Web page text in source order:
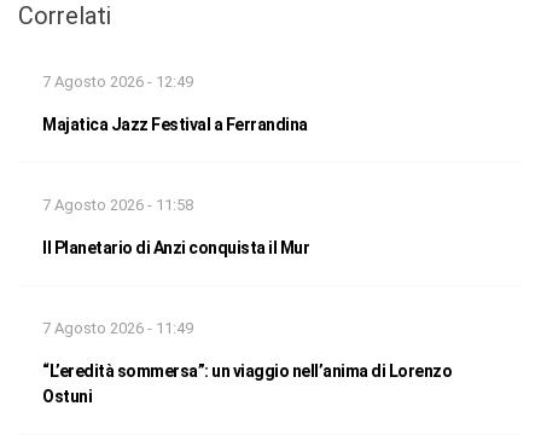
Correlati
7 Agosto 2026 - 12:49
Majatica Jazz Festival a Ferrandina
7 Agosto 2026 - 11:58
Il Planetario di Anzi conquista il Mur
7 Agosto 2026 - 11:49
“L’eredità sommersa”: un viaggio nell’anima di Lorenzo
Ostuni